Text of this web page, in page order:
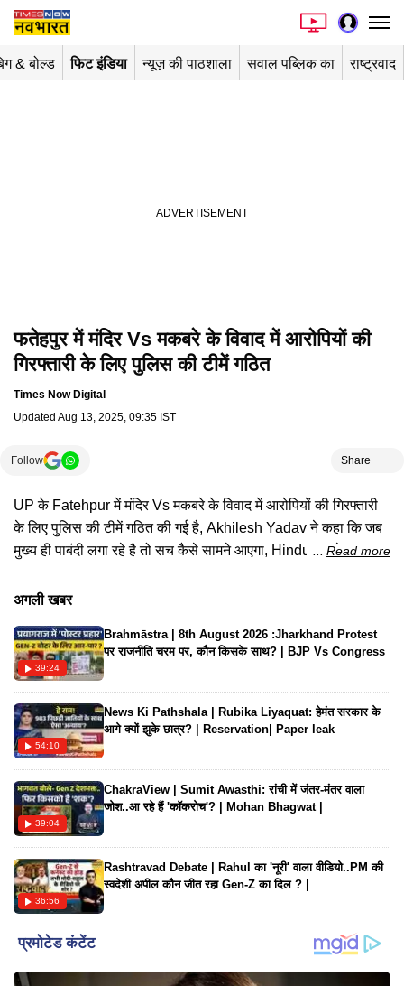
& बोल्ड फिट इंडिया न्यूज़ की पाठशाला सवाल पब्लिक का राष्ट्रवाद
फतेहपुर में मंदिर Vs मकबरे के विवाद में आरोपियों की
गिरफ्तारी के लिए पुलिस की टीमें गठित
Times Now Digital
Updated Aug 13, 2025, 09:35 IST
Follow Share
UP के Fatehpur में मंदिर Vs मकबरे के विवाद में आरोपियों की गिरफ्तारी
के लिए पुलिस की टीमें गठित की गई है, Akhilesh Yadav ने कहा कि जब
मुख्य ही पाबंदी लगा रहे है तो सच कैसे सामने आएगा, Hindu पक्ष ने कहा 16
Read more
अगली खबर
39:24
Brahmāstra | 8th August 2026 :Jharkhand Protest
पर राजनीति चरम पर, कौन किसके साथ? | BJP Vs Congress
54:10
News Ki Pathshala | Rubika Liyaquat: हेमंत सरकार के
आगे क्यों झुके छात्र? | Reservation| Paper leak
39:04
ChakraView | Sumit Awasthi: रांची में जंतर-मंतर वाला
जोश..आ रहे हैं 'कॉकरोच'? | Mohan Bhagwat |
36:56
Rashtravad Debate | Rahul का 'नूरी' वाला वीडियो..PM की
स्वदेशी अपील कौन जीत रहा Gen-Z का दिल ? |